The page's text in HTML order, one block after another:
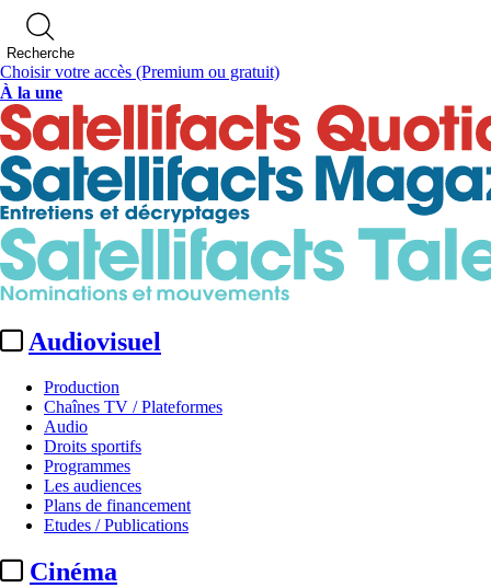
Recherche
Choisir votre accès (Premium ou gratuit)
À la une
Audiovisuel
Production
Chaînes TV / Plateformes
Audio
Droits sportifs
Programmes
Les audiences
Plans de financement
Etudes / Publications
Cinéma